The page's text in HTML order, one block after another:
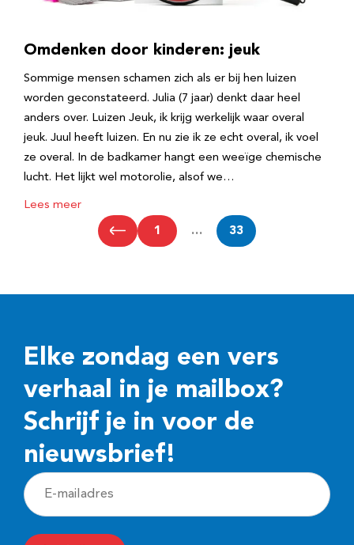
Omdenken door kinderen: jeuk
Sommige mensen schamen zich als er bij hen luizen
worden geconstateerd. Julia (7 jaar) denkt daar heel
anders over. Luizen Jeuk, ik krijg werkelijk waar overal
jeuk. Juul heeft luizen. En nu zie ik ze echt overal, ik voel
ze overal. In de badkamer hangt een weeïge chemische
lucht. Het lijkt wel motorolie, alsof we…
Lees meer
1 … 33
Elke zondag een vers
verhaal in je mailbox?
Schrijf je in voor de
nieuwsbrief!
E
-
m